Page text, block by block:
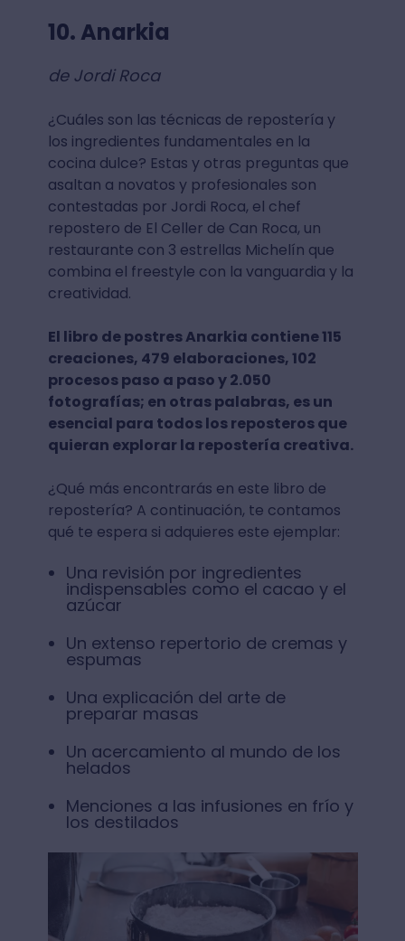
10. Anarkia
de Jordi Roca
¿Cuáles son las técnicas de repostería y
los ingredientes fundamentales en la
cocina dulce? Estas y otras preguntas que
asaltan a novatos y profesionales son
contestadas por Jordi Roca, el chef
repostero de El Celler de Can Roca, un
restaurante con 3 estrellas Michelín que
combina el freestyle con la vanguardia y la
creatividad.
El libro de postres Anarkia contiene 115
creaciones, 479 elaboraciones, 102
procesos paso a paso y 2.050
fotografías; en otras palabras, es un
esencial para todos los reposteros que
quieran explorar la repostería creativa.
¿Qué más encontrarás en este libro de
repostería? A continuación, te contamos
qué te espera si adquieres este ejemplar:
Una revisión por ingredientes
indispensables como el cacao y el
azúcar
Un extenso repertorio de cremas y
espumas
Una explicación del arte de
preparar masas
Un acercamiento al mundo de los
helados
Menciones a las infusiones en frío y
los destilados